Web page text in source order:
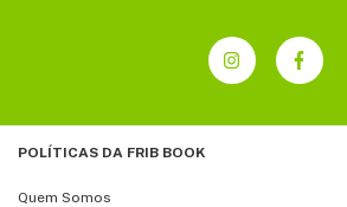
POLÍTICAS DA FRIB BOOK
Quem Somos